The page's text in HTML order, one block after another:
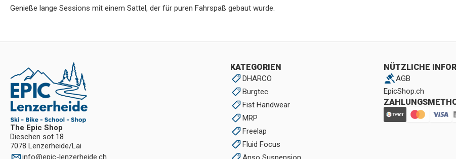
Genieße lange Sessions mit einem Sattel, der für puren Fahrspaß gebaut wurde.
The Epic Shop
Dieschen sot 18
7078 Lenzerheide/Lai
info@epic-lenzerheide.ch
KATEGORIEN
DHARCO
Burgtec
Fist Handwear
MRP
Freelap
Fluid Focus
NÜTZLICHE
AGB
EpicShop.ch